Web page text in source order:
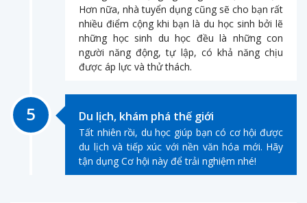
Hơn nữa, nhà tuyển dụng cũng sẽ cho bạn rất
nhiều điểm cộng khi bạn là du học sinh bởi lẽ
những học sinh du học đều là những con
người năng động, tự lập, có khả năng chịu
được áp lực và thử thách.
5 Du lịch, khám phá thế giới
Tất nhiên rồi, du học giúp bạn có cơ hội được
du lịch và tiếp xúc với nền văn hóa mới. Hãy
tận dụng Cơ hội này để trải nghiệm nhé!